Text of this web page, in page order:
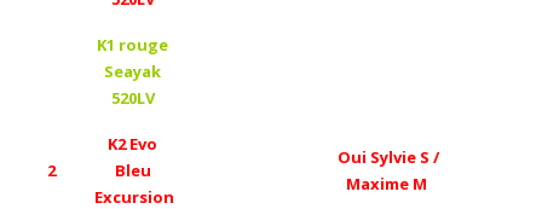
K1 rouge
Seayak
520LV
2
K2 Evo
Bleu
Excursion
Oui Sylvie S /
Maxime M